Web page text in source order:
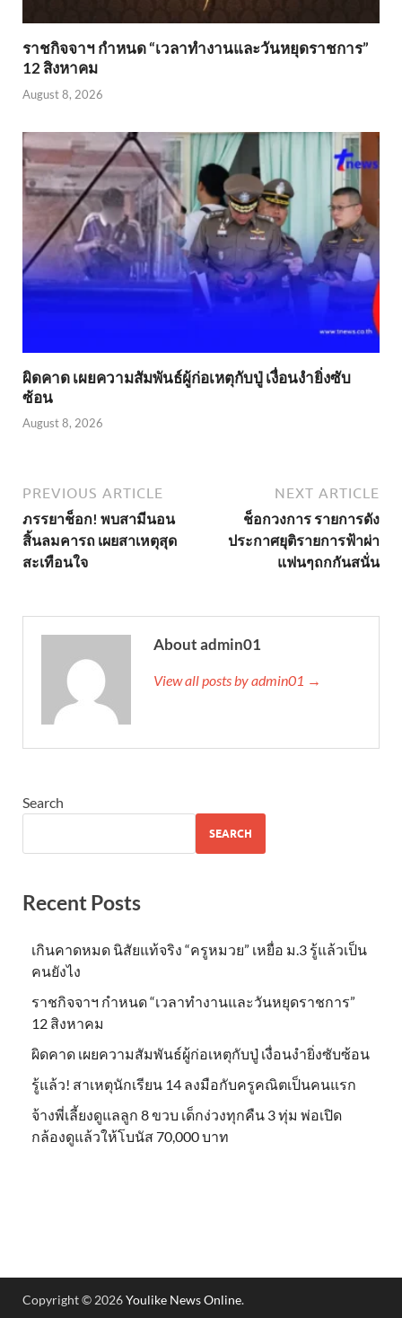
ราชกิจจาฯ กำหนด “เวลาทำงานและวันหยุดราชการ”
12 สิงหาคม
August 8, 2026
ผิดคาด เผยความสัมพันธ์ผู้ก่อเหตุกับปู่ เงื่อนงำยิ่งซับ
ซ้อน
August 8, 2026
PREVIOUS ARTICLE
ภรรยาช็อก! พบสามีนอน
สิ้นลมคารถ เผยสาเหตุสุด
สะเทือนใจ
NEXT ARTICLE
ช็อกวงการ รายการดัง
ประกาศยุติรายการฟ้าผ่า
แฟนๆถกกันสนั่น
About admin01
View all posts by admin01 →
Search
SEARCH
Recent Posts
เกินคาดหมด นิสัยแท้จริง “ครูหมวย” เหยื่อ ม.3 รู้แล้วเป็น
คนยังไง
ราชกิจจาฯ กำหนด “เวลาทำงานและวันหยุดราชการ”
12 สิงหาคม
ผิดคาด เผยความสัมพันธ์ผู้ก่อเหตุกับปู่ เงื่อนงำยิ่งซับซ้อน
รู้แล้ว! สาเหตุนักเรียน 14 ลงมือกับครูคณิตเป็นคนแรก
จ้างพี่เลี้ยงดูแลลูก 8 ขวบ เด็กง่วงทุกคืน 3 ทุ่ม พ่อเปิด
กล้องดูแล้วให้โบนัส 70,000 บาท
Copyright © 2026Youlike News Online.